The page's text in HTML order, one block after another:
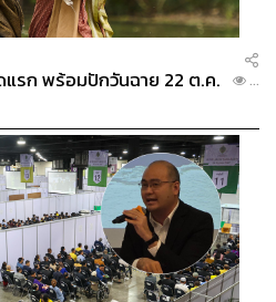
รก พร้อมปักวันฉาย 22 ต.ค.
...